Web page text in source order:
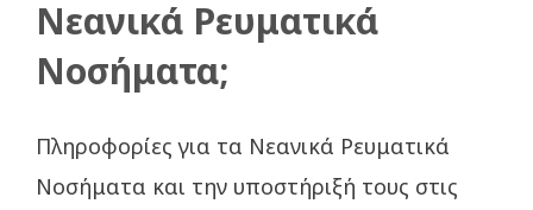
Νεανικά Ρευματικά
Νοσήματα;
Πληροφορίες για τα Νεανικά Ρευματικά
Νοσήματα και την υποστήριξή τους στις